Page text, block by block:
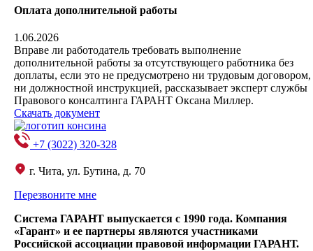
Оплата дополнительной работы
1.06.2026
Вправе ли работодатель требовать выполнение
дополнительной работы за отсутствующего работника без
доплаты, если это не предусмотрено ни трудовым договором,
ни должностной инструкцией, рассказывает эксперт службы
Правового консалтинга ГАРАНТ Оксана Миллер.
Скачать документ
+7 (3022) 320-328
г. Чита, ул. Бутина, д. 70
Перезвоните мне
Система ГАРАНТ выпускается с 1990 года. Компания
«Гарант» и ее партнеры являются участниками
Российской ассоциации правовой информации ГАРАНТ.